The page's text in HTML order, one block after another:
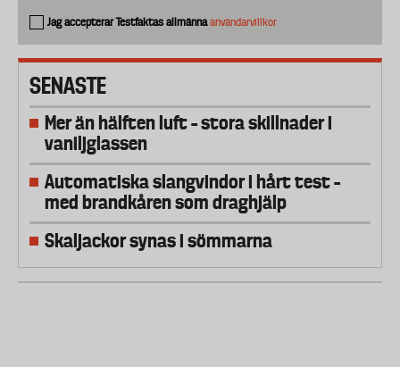
Jag accepterar Testfaktas allmännaanvändarvillkor
SENASTE
Mer än hälften luft – stora skillnader i
vaniljglassen
Automatiska slangvindor i hårt test –
med brandkåren som draghjälp
Skaljackor synas i sömmarna